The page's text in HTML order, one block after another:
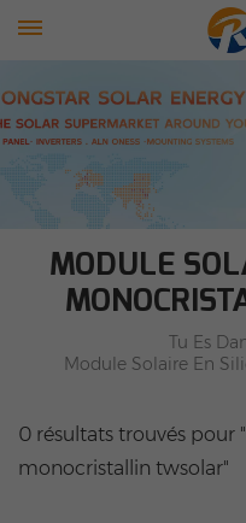
MODULE
Tu Es
Module Solaire En
0 résultats trouvés pour
monocristallin twsolar"